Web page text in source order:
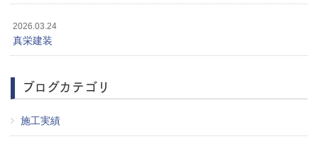
2026.03.24
真栄建装
ブログカテゴリ
施工実績